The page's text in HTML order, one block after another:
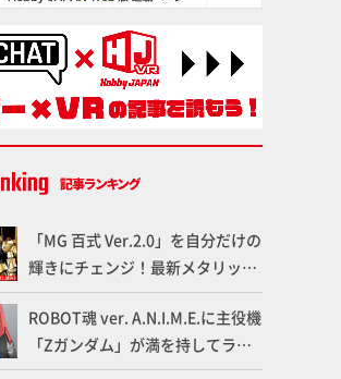
「MG 百式 Ver.2.0」を自分だけの
輝きにチェンジ！最新メタリック
塗料を使ってより金属感を増した
仕上がりに!!【試し読み】
ROBOT魂 ver. A.N.I.M.E.に主役機
「Zガンダム」が満を持してライ
ンナップ！ウェイブライダーへの